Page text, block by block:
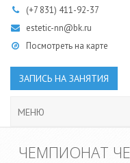
(+7 831) 411-92-37
estetic-nn@bk.ru
Посмотреть на карте
ЗАПИСЬ НА ЗАНЯТИЯ
МЕНЮ
ЧЕМПИОНАТ